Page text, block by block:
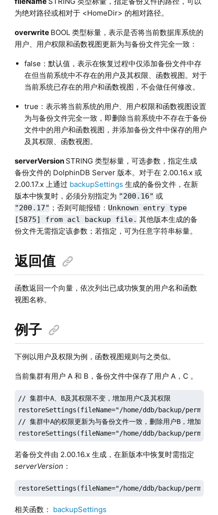
为绝对路径或相对于 <HomeDir> 的相对路径。
overwrite BOOL 类型标量，表示是否将当前数据库系统的
用户、用户权限和函数视图更新为与备份文件完全一致：
false：默认值，表示在恢复过程中仅添加备份文件中存
在但当前系统中不存在的用户及其权限、函数视图。对于
当前系统已存在的用户和函数视图，不会做任何修改。
true：表示将当前系统的用户、用户权限和函数视图设置
为与备份文件完全一致，即删除当前系统中不存在于备份
文件中的用户和函数视图，并添加备份文件中保存的用户
及其权限、函数视图。
serverVersion STRING 类型标量，可选参数，指定生成
备份文件的 DolphinDB Server 版本。对于在 2.00.16.x 或
2.00.17.x 上通过 backupSettings 生成的备份文件，在新
版本中恢复时，必须分别指定为 "200.16" 或
"200.17" ；否则可能报错： Unknown entry type
[5875] from acl backup file. 其他版本生成的备
份文件无需指定该参数；若指定，可为任意字符串标量。
返回值
函数返回一个向量，依次列出已成功恢复的用户名和函数
视图名称。
例子
下例以用户及权限为例，函数视图规则与之类似。
当前集群有用户 A 和 B，备份文件中保存了用户 A，C 。
// 集群中A、B及其权限不变，增加用户C及其权限
restoreSettings(fileName="/home/ddb/backup/
// 集群中A的权限更新为与备份文件一致，删除用户B，增加用户
restoreSettings(fileName="/home/ddb/backup/
若备份文件由 2.00.16.x 生成，在新版本中恢复时需指定
serverVersion ：
restoreSettings(fileName="/home/ddb/backup/
相关函数： backupSettings